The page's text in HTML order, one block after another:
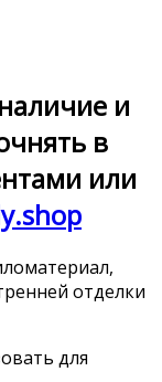
и
в
или
отделки
для